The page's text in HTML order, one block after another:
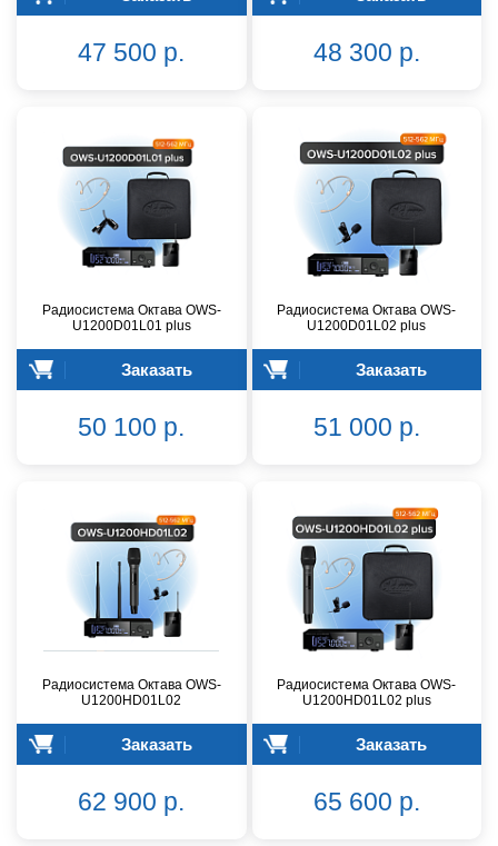
47 500 р. 48 300 р.
Радиосистема Октава OWS-
U1200D01L01 plus
Заказать
50 100 р.
Радиосистема Октава OWS-
U1200D01L02 plus
Заказать
51 000 р.
Радиосистема Октава OWS-
U1200HD01L02
Заказать
62 900 р.
Радиосистема Октава OWS-
U1200HD01L02 plus
Заказать
65 600 р.